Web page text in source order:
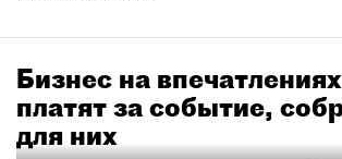
Бизнес на
платят за событие,
для них